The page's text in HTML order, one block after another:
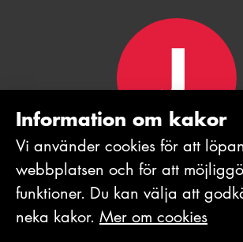
Information om kakor
Vi använder cookies för att
webb­platsen och för att
funktioner. Du kan välja att
neka kakor. Mer om cookies